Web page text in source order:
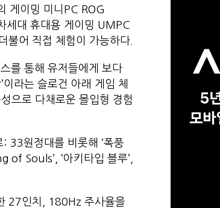
게이밍 미니PC ROG
세대 휴대용 게이밍 UMPC
불어 직접 체험이 가능하다.
를 통해 유저들에게 보다
라는 슬로건 아래 게임 체
으로 다채로운 몰입형 경험
33원정대를 비롯해 ‘폭풍
of Souls’, ‘아키타입 블루’,
27인치, 180Hz 주사율을